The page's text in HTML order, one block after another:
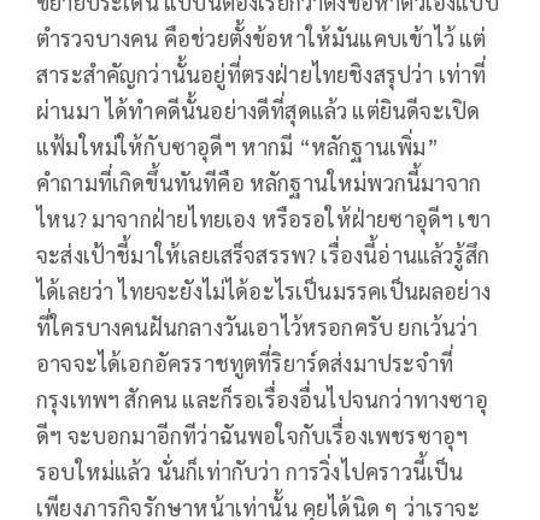
ตำรวจบางคน คือช่วยตั้งข้อหาให้มันแคบเข้าไว้ แต่
สาระสำคัญกว่านั้นอยู่ที่ตรงฝ่ายไทยชิงสรุปว่า เท่าที่
ผ่านมา ได้ทำคดีนั้นอย่างดีที่สุดแล้ว แต่ยินดีจะเปิด
แฟ้มใหม่ให้กับซาอุดีฯ หากมี “หลักฐานเพิ่ม”
คำถามที่เกิดขึ้นทันทีคือ หลักฐานใหม่พวกนี้มาจาก
ไหน? มาจากฝ่ายไทยเอง หรือรอให้ฝ่ายซาอุดีฯ เขา
จะส่งเป้าชี้มาให้เลยเสร็จสรรพ? เรื่องนี้อ่านแล้วรู้สึก
ได้เลยว่า ไทยจะยังไม่ได้อะไรเป็นมรรคเป็นผลอย่าง
ที่ใครบางคนฝันกลางวันเอาไว้หรอกครับ ยกเว้นว่า
อาจจะได้เอกอัครราชทูตที่ริยาร์ดส่งมาประจำที่
กรุงเทพฯ สักคน และก็รอเรื่องอื่นไปจนกว่าทางซาอุ
ดีฯ จะบอกมาอีกทีว่าฉันพอใจกับเรื่องเพชรซาอุฯ
รอบใหม่แล้ว นั่นก็เท่ากับว่า การวิ่งไปคราวนี้เป็น
เพียงภารกิจรักษาหน้าเท่านั้น คุยได้นิด ๆ ว่าเราจะ